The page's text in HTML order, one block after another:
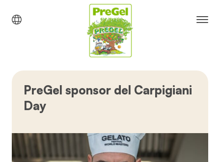
PreGel sponsor del Carpigiani
Day